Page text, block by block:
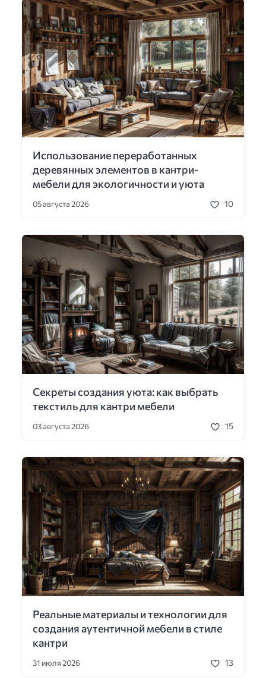
Использование переработанных
деревянных элементов в кантри-
мебели для экологичности и уюта
05 августа 2026 10
Секреты создания уюта: как выбрать
текстиль для кантри мебели
03 августа 2026 15
Реальные материалы и технологии для
создания аутентичной мебели в стиле
кантри
31 июля 2026 13